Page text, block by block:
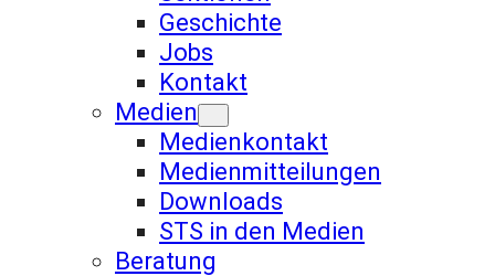
Geschichte
Jobs
Kontakt
Medien
Medienkontakt
Medienmitteilungen
Downloads
STS in den Medien
Beratung